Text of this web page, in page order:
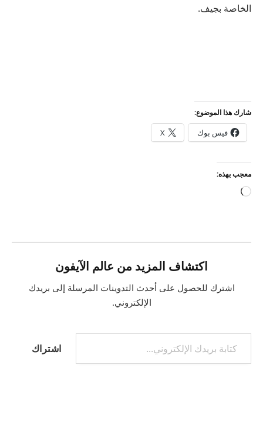
الخاصة بجيف.
شارك هذا الموضوع:
فيس بوك X
معجب بهذه:
جاري
اكتشاف المزيد من عالم الآيفون
اشترك للحصول على أحدث التدوينات المرسلة إلى بريدك
الإلكتروني.
كتابة بريدك الإلكتروني...
اشتراك